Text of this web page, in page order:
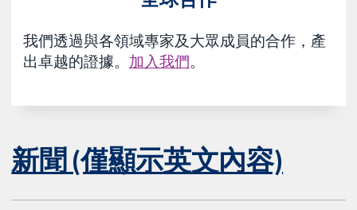
我們透過與各領域專家及大眾成員的合作，產
出卓越的證據。 加入我們。
新聞 (僅顯示英文內容)